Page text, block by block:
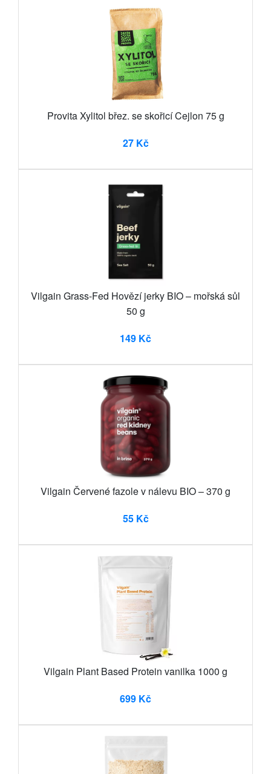
Provita Xylitol břez. se skořicí Cejlon 75 g
27 Kč
Vilgain Grass-Fed Hovězí jerky BIO – mořská sůl
50 g
149 Kč
Vilgain Červené fazole v nálevu BIO – 370 g
55 Kč
Vilgain Plant Based Protein vanilka 1000 g
699 Kč